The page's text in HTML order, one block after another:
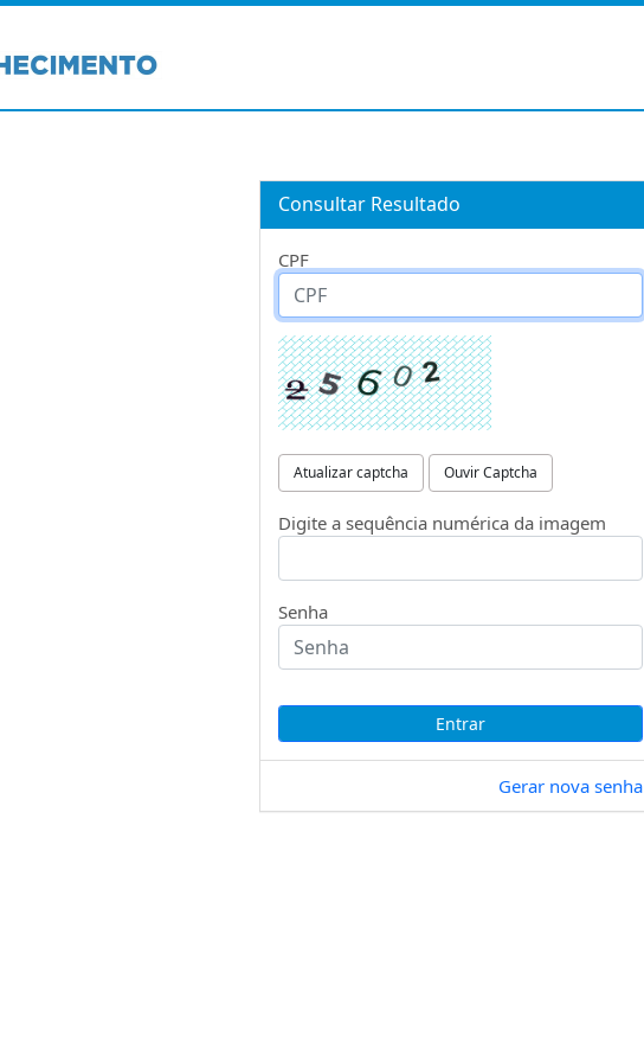
Consultar Resultado
CPF
Atualizar captcha Ouvir Captcha
Digite a sequência numérica da imagem
Senha
Gerar nova senha